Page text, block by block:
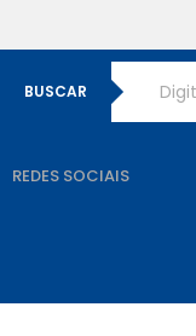
BUSCAR
REDES SOCIAIS